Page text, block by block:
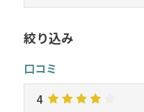
絞り込み
口コミ
4